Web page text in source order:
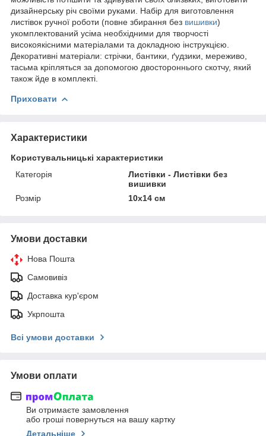
дизайнерську річ своїми руками. Набір для виготовлення
листівок ручної роботи (повне збирання без вишивки)
укомплектований усіма необхідними для творчості
високоякісними матеріалами та докладною інструкцією.
Декоративні матеріали: стрічки, бантики, ґудзики, мереживо,
тасьма кріпляться за допомогою двостороннього скотчу, який
також йде в комплекті.
Приховати
Характеристики
Користувальницькі характеристики
Категорія
Листівки - Листівки без
вишивки
Розмір
10x14 см
Умови доставки
Нова Пошта
Самовивіз
Доставка кур'єром
Укрпошта
Всі умови доставки
Умови оплати
Ви отримаєте замовлення
або гроші повернуться на вашу картку
Детальніше